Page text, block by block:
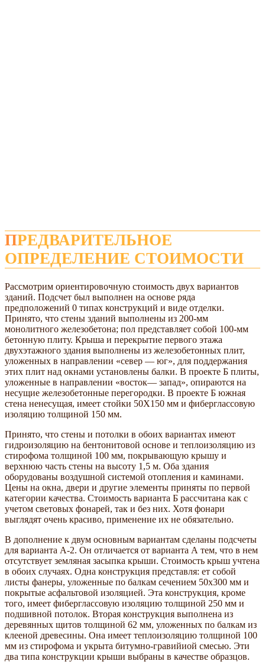
ПРЕДВАРИТЕЛЬНОЕ
ОПРЕДЕЛЕНИЕ СТОИМОСТИ
Рассмотрим ориентировочную стоимость двух вариантов
зданий. Подсчет был выполнен на основе ряда
предположений 0 типах конструкций и виде отделки.
Принято, что стены зданий выполнены из 200-мм
монолитного железобетона; пол представляет собой 100-мм
бетонную плиту. Крыша и перекрытие первого этажа
двухэтажного здания выполнены из железобетонных плит,
уложенных в направлении «север — юг», для поддержания
этих плит над окнами установлены балки. В проекте Б плиты,
уложенные в направлении «восток— запад», опираются на
несущие железобетонные перегородки. В проекте Б южная
стена ненесущая, имеет стойки 50X150 мм и фиберглассовую
изоляцию толщиной 150 мм.
Принято, что стены и потолки в обоих вариантах имеют
гидроизоляцию на бентонитовой основе и теплоизоляцию из
стирофома толщиной 100 мм, покрывающую крышу и
верхнюю часть стены на высоту 1,5 м. Оба здания
оборудованы воздушной системой отопления и каминами.
Цены на окна, двери и другие элементы приняты по первой
категории качества. Стоимость варианта Б рассчитана как с
учетом световых фонарей, так и без них. Хотя фонари
выглядят очень красиво, применение их не обязательно.
В дополнение к двум основным вариантам сделаны подсчеты
для варианта А-2. Он отличается от варианта А тем, что в нем
отсутствует земляная засыпка крыши. Стоимость крыш учтена
в обоих случаях. Одна конструкция представля: ет собой
листы фанеры, уложенные по балкам сечением 50x300 мм и
покрытые асфальтовой изоляцией. Эта конструкция, кроме
того, имеет фиберглассовую изоляцию толщиной 250 мм и
подшивной потолок. Вторая конструкция выполнена из
деревянных щитов толщиной 62 мм, уложенных по балкам из
клееной древесины. Она имеет теплоизоляцию толщиной 100
мм из стирофома и укрыта битумно-гравийиой смесью. Эти
два типа конструкции крыши выбраны в качестве образцов.